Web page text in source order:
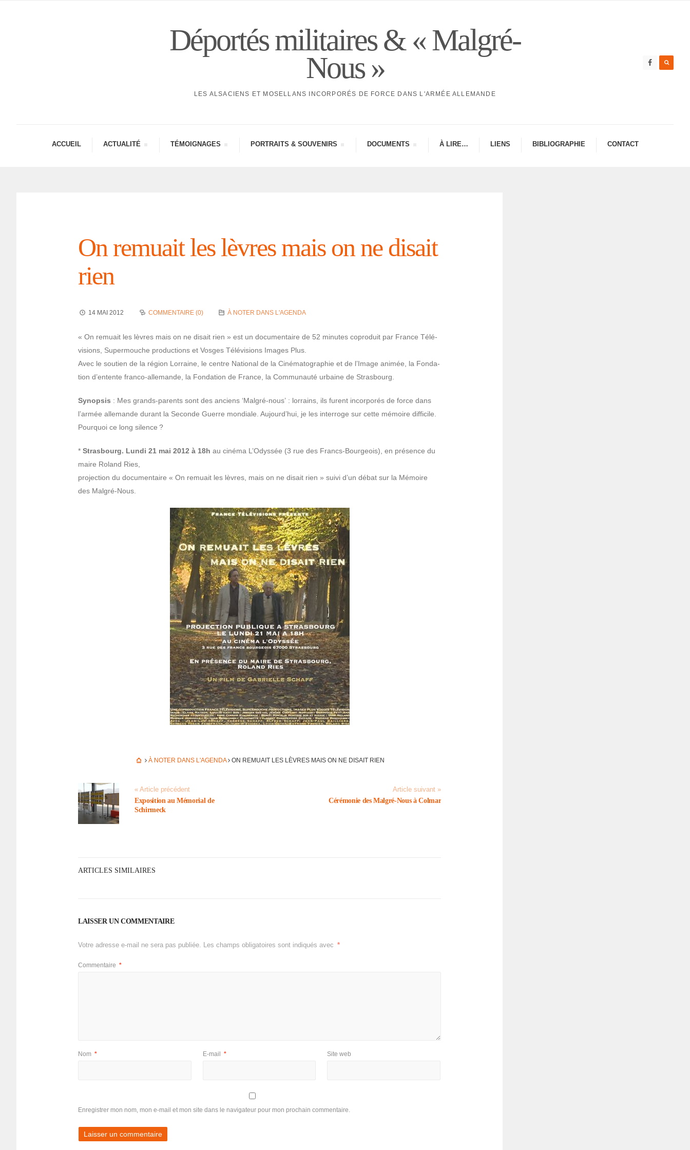
Déportés militaires & « Malgré-
Nous »
LES ALSACIENS ET MOSELLANS INCORPORÉS DE FORCE DANS L'ARMÉE ALLEMANDE
ACCUEIL ACTUA­LITÉ TÉMOI­GNAGES PORTRAITS & SOUVE­NIRS DOCU­MENTS À LIRE… LIENS BIBLIO­GRA­PHIE CONTAC­­T
On remuait les lèvres mais on ne disait
rien
14 MAI 2012 COMMENTAIRE (0) À NOTER DANS L'AGENDA
« On remuait les lèvres mais on ne disait rien » est un docu­men­taire de 52 minutes copro­duit par France Télé­
vi­sions, Super­mouche produc­tions et Vosges Télé­vi­sions Images Plus.
Avec le soutien de la région Lorraine, le centre Natio­nal de la Ciné­ma­to­gra­phie et de l’Image animée, la Fonda­
tion d’en­tente franco-alle­mande, la Fonda­tion de France, la Commu­nauté urbaine de Stras­bourg.
Synop­sis : Mes grands-parents sont des anciens ‘Mal­gré-nous’ : lorrains, ils furent incor­po­rés de force dans
l’ar­mée alle­mande durant la Seconde Guerre mondiale. Aujourd’­hui, je les inter­roge sur cette mémoire diffi­cile.
Pourquoi ce long silence ?
* Stras­bourg. Lundi 21 mai 2012 à 18h au cinéma L’Odys­sée (3 rue des Francs-Bour­geois), en présence du
maire Roland Ries,
projec­tion du docu­men­taire « On remuait les lèvres, mais on ne disait rien » suivi d’un débat sur la Mémoire
des Malgré-Nous.
À NOTER DANS L'AGENDA ON REMUAIT LES LÈVRES MAIS ON NE DISAIT RIEN
« Article précédent
Expo­si­tion au Mémo­rial de
Schir­meck
Article suivant »
Céré­mo­nie des Malgré-Nous à Colmar
ARTICLES SIMILAIRES
LAISSER UN COMMENTAIRE
Votre adresse e-mail ne sera pas publiée. Les champs obligatoires sont indiqués avec *
Commentaire *
Nom * E-mail * Site web
Enregistrer mon nom, mon e-mail et mon site dans le navigateur pour mon prochain commentaire.